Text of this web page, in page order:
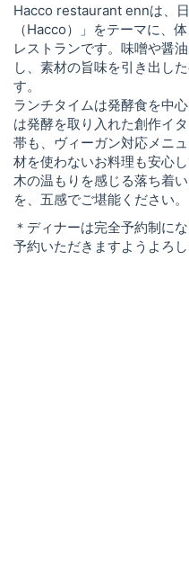
Hacco restaurant ennは、
（Hacco）」をテーマに、
レストランです。味噌や醤
し、素材の旨味を引き出し
す。
ランチタイムは発酵食を中
は発酵を取り入れた創作イ
帯も、ヴィーガン対応メニ
材を使わないお料理も安心
木の温もりを感じる落ち着
を、五感でご堪能ください。
＊ディナーは完全予約制に
予約いただきますようよろ